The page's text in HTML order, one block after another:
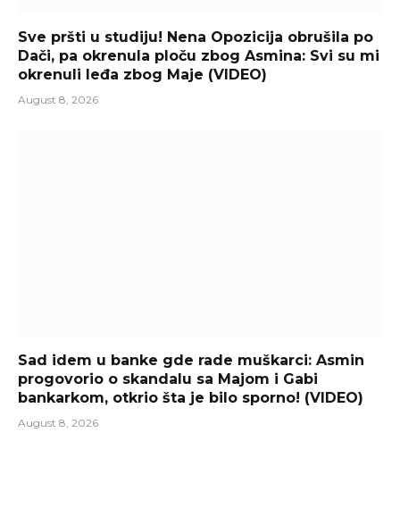
Sve pršti u studiju! Nena Opozicija obrušila po
Dači, pa okrenula ploču zbog Asmina: Svi su mi
okrenuli leđa zbog Maje (VIDEO)
August 8, 2026
Sad idem u banke gde rade muškarci: Asmin
progovorio o skandalu sa Majom i Gabi
bankarkom, otkrio šta je bilo sporno! (VIDEO)
August 8, 2026